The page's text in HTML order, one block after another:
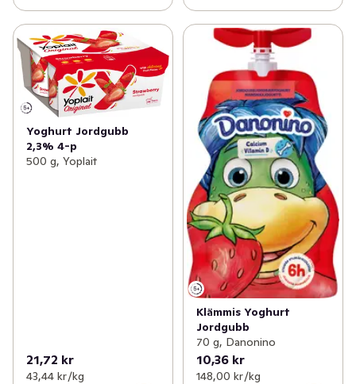
Yoghurt Jordgubb
2,3% 4-p
500 g, Yoplait
21,72 kr
43,44 kr /kg
Klämmis Yoghurt
Jordgubb
70 g, Danonino
10,36 kr
148,00 kr /kg